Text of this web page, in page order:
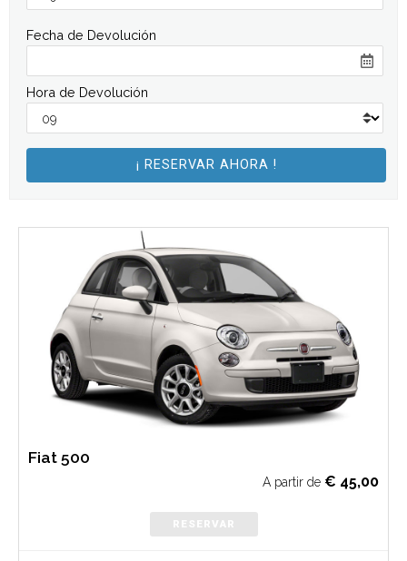
Fecha de Devolución
Hora de Devolución
Fiat 500
A partir de € 45,00
RESERVAR